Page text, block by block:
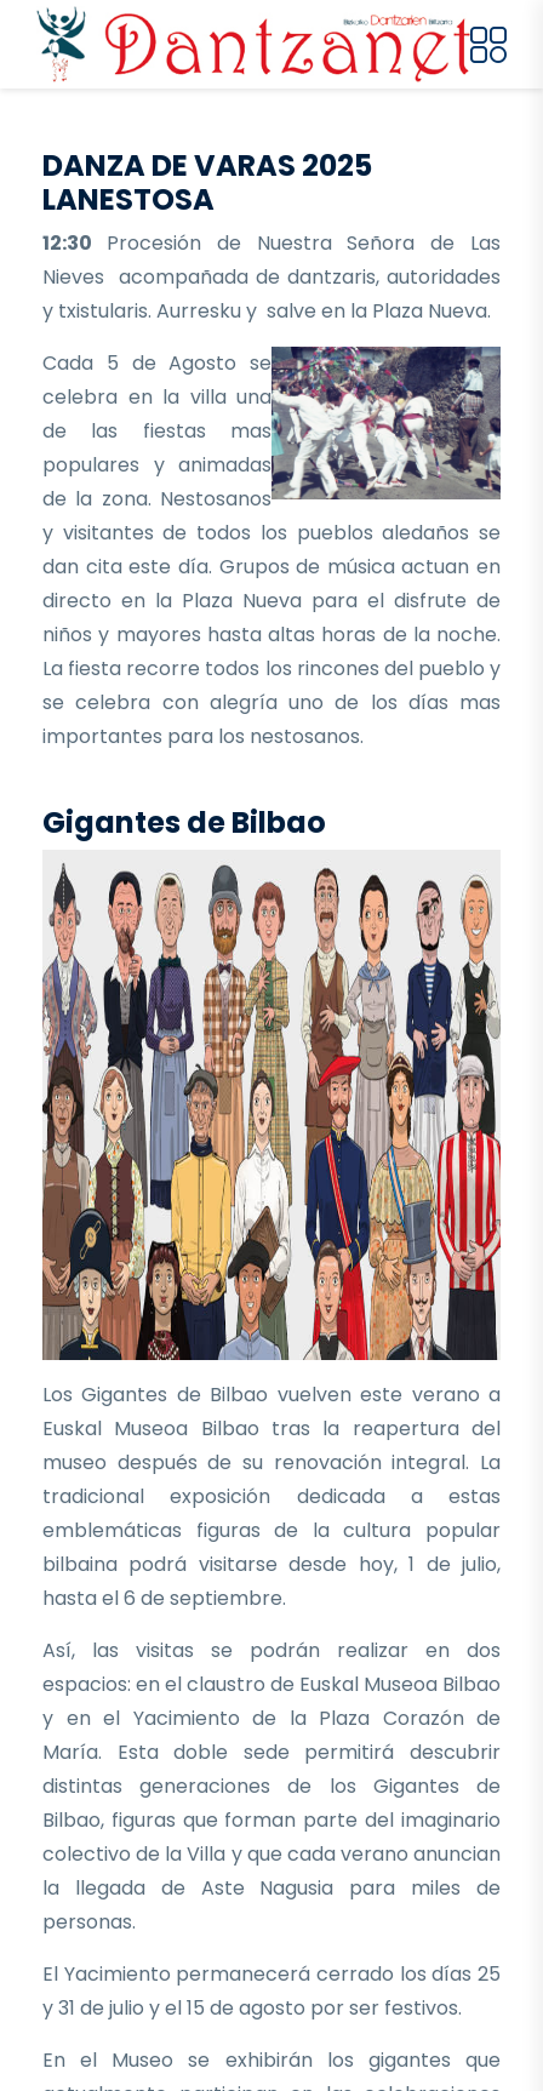
Pasar al contenido principal
DANZA DE VARAS 2025
LANESTOSA
12:30 Procesión de Nuestra Señora de Las
Nieves acompañada de dantzaris, autoridades
y txistularis. Aurresku y salve en la Plaza Nueva.
Cada 5 de Agosto se
celebra en la villa una
de las fiestas mas
populares y animadas
de la zona. Nestosanos
y visitantes de todos los pueblos aledaños se
dan cita este día. Grupos de música actuan en
directo en la Plaza Nueva para el disfrute de
niños y mayores hasta altas horas de la noche.
La fiesta recorre todos los rincones del pueblo y
se celebra con alegría uno de los días mas
importantes para los nestosanos.
Gigantes de Bilbao
Los Gigantes de Bilbao vuelven este verano a
Euskal Museoa Bilbao tras la reapertura del
museo después de su renovación integral. La
tradicional exposición dedicada a estas
emblemáticas figuras de la cultura popular
bilbaina podrá visitarse desde hoy, 1 de julio,
hasta el 6 de septiembre.
Así, las visitas se podrán realizar en dos
espacios: en el claustro de Euskal Museoa Bilbao
y en el Yacimiento de la Plaza Corazón de
María. Esta doble sede permitirá descubrir
distintas generaciones de los Gigantes de
Bilbao, figuras que forman parte del imaginario
colectivo de la Villa y que cada verano anuncian
la llegada de Aste Nagusia para miles de
personas.
El Yacimiento permanecerá cerrado los días 25
y 31 de julio y el 15 de agosto por ser festivos.
En el Museo se exhibirán los gigantes que